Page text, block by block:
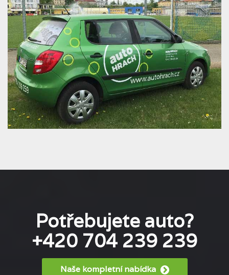
Potřebujete auto?
+420 704 239 239
Naše kompletní nabídka